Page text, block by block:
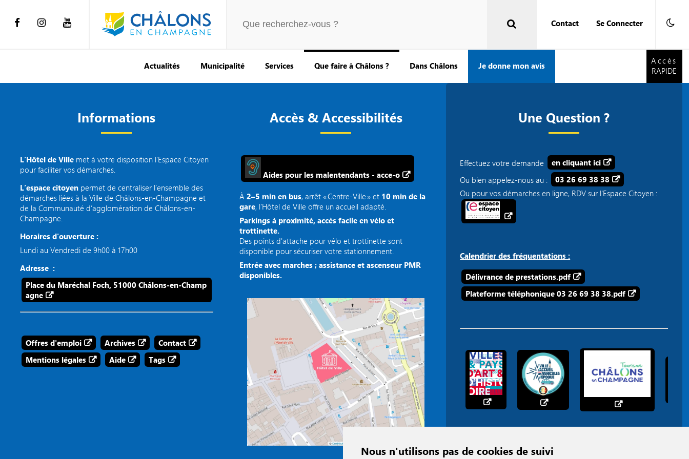
Nous n'utilisons pas de cookies de suivi
Contact Se Connecter
Accès
Actualités Municipalité Services Que faire à Châlons ? Dans Châlons Je donne mon avis
Accès
RAPIDE
Informations
L’Hôtel de Ville met à votre disposition l’Espace Citoyen
pour faciliter vos démarches.
L’espace citoyen permet de centraliser l’ensemble des
démarches liées à la Ville de Châlons-en-Champagne et
de la Communauté d’agglomération de Châlons-en-
Champagne.
Horaires d'ouverture :
Lundi au Vendredi de 9h00 à 17h00
Adresse :
Place du Maréchal Foch, 51000 Châlons-en-Champ
agne
Offres d'emploi Archives
Contact
Mentions légales
Aide Tags
Accès & Accessibilités
Aides pour les malentendants - acce-o
À2–5 min en bus, arrêt « Centre‑Ville » et 10 min de la
gare, l’Hôtel de Ville offre un accueil adapté.
Parkings à proximité, accès facile en vélo et
trottinette.
Des points d'attache pour vélo et trottinette sont
disponible pour sécuriser votre stationnement.
Entrée avec marches ; assistance et ascenseur PMR
disponibles.
Une Question ?
Effectuez votre demande
en cliquant ici
Ou bien appelez-nous au :
03 26 69 38 38
Ou pour vos démarches en ligne, RDV sur l'Espace Citoyen :
Calendrier des fréquentations :
Délivrance de prestations.pdf
Plateforme téléphonique 03 26 69 38 38.pdf